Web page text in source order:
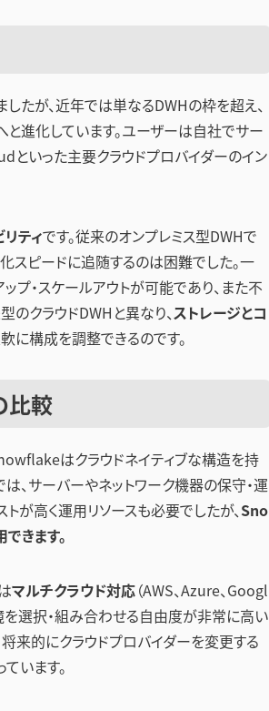
したが、近年では単なるDWHの枠を超え、
と進化しています。ユーザーは自社でサー
といった主要クラウドプロバイダーのイン
ティです。従来のオンプレミス型DWHで
スピードに追随するのは困難でした。一
・スケールアウトが可能であり、また不
のクラウドDWHと異なり、ストレージとコ
に構成を調整できるのです。
比較
はクラウドネイティブな構造を持
、サーバーやネットワーク機器の保守・運
が高く運用リソースも必要でしたが、Sno
きます。
マルチクラウド対応（AWS、Azure、Googl
選択・組み合わせる自由度が非常に高い
来的にクラウドプロバイダーを変更する
います。